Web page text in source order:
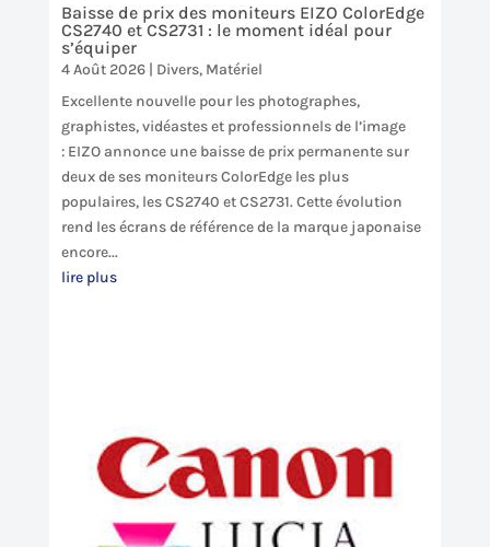
Baisse de prix des moniteurs EIZO ColorEdge
CS2740 et CS2731 : le moment idéal pour
s’équiper
4 Août 2026| Divers, Matériel
Excellente nouvelle pour les photographes,
graphistes, vidéastes et professionnels de l’image
: EIZO annonce une baisse de prix permanente sur
deux de ses moniteurs ColorEdge les plus
populaires, les CS2740 et CS2731. Cette évolution
rend les écrans de référence de la marque japonaise
encore...
lire plus